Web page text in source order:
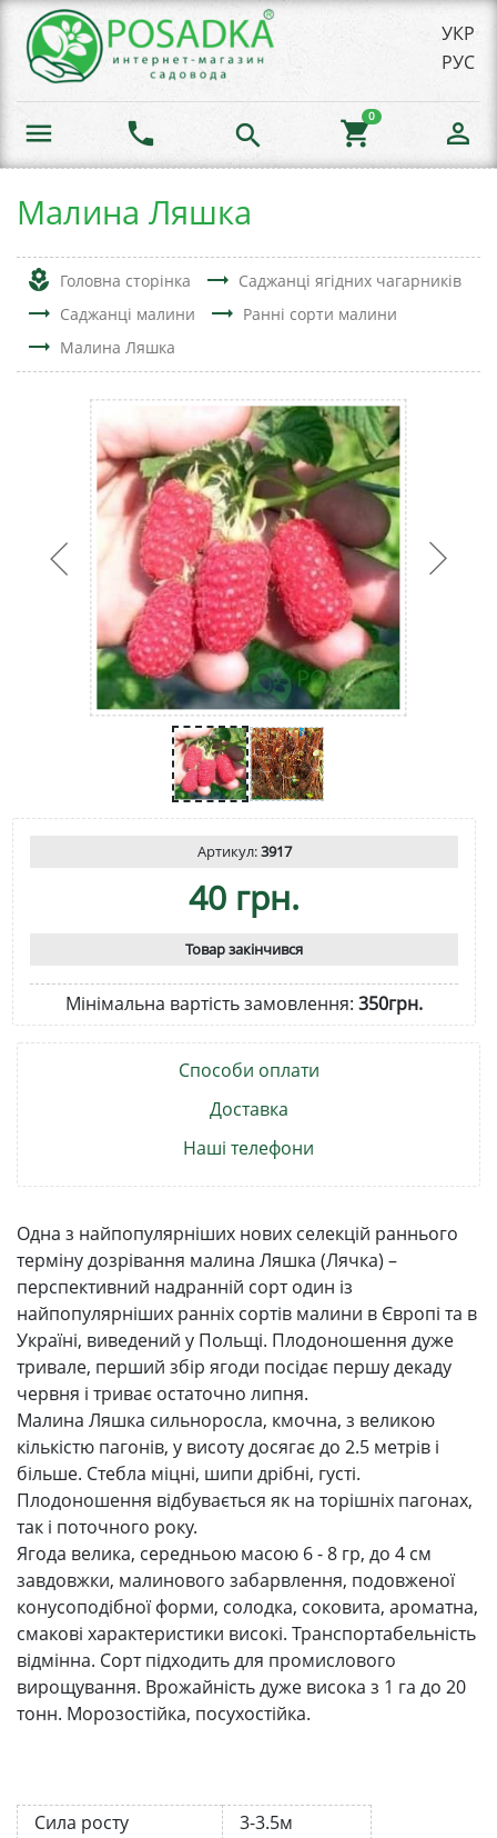
УКР
РУС
menu phone search shopping_cart
0
person_outline
Малина Ляшка
local_florist Головна сторінка trending_flat Саджанці ягідних чагарників
trending_flat Саджанці малини trending_flat Ранні сорти малини
trending_flat Малина Ляшка
Артикул:3917
40 грн.
Товар закінчився
Мінімальна вартість замовлення: 350грн.
Способи оплати
Доставка
Наші телефони
Одна з найпопулярніших нових селекцій раннього
терміну дозрівання малина Ляшка (Лячка) –
перспективний надранній сорт один із
найпопулярніших ранніх сортів малини в Європі та в
Україні, виведений у Польщі. Плодоношення дуже
тривале, перший збір ягоди посідає першу декаду
червня і триває остаточно липня.
Малина Ляшка сильноросла, кмочна, з великою
кількістю пагонів, у висоту досягає до 2.5 метрів і
більше. Стебла міцні, шипи дрібні, густі.
Плодоношення відбувається як на торішніх пагонах,
так і поточного року.
Ягода велика, середньою масою 6 - 8 гр, до 4 см
завдовжки, малинового забарвлення, подовженої
конусоподібної форми, солодка, соковита, ароматна,
смакові характеристики високі. Транспортабельність
відмінна. Сорт підходить для промислового
вирощування. Врожайність дуже висока з 1 га до 20
тонн. Морозостійка, посухостійка.
Сила росту
3-3.5м